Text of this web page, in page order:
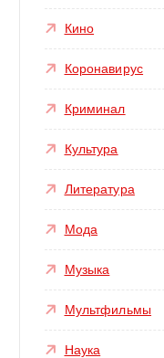
Кино
Коронавирус
Криминал
Культура
Литература
Мода
Музыка
Мультфильмы
Наука